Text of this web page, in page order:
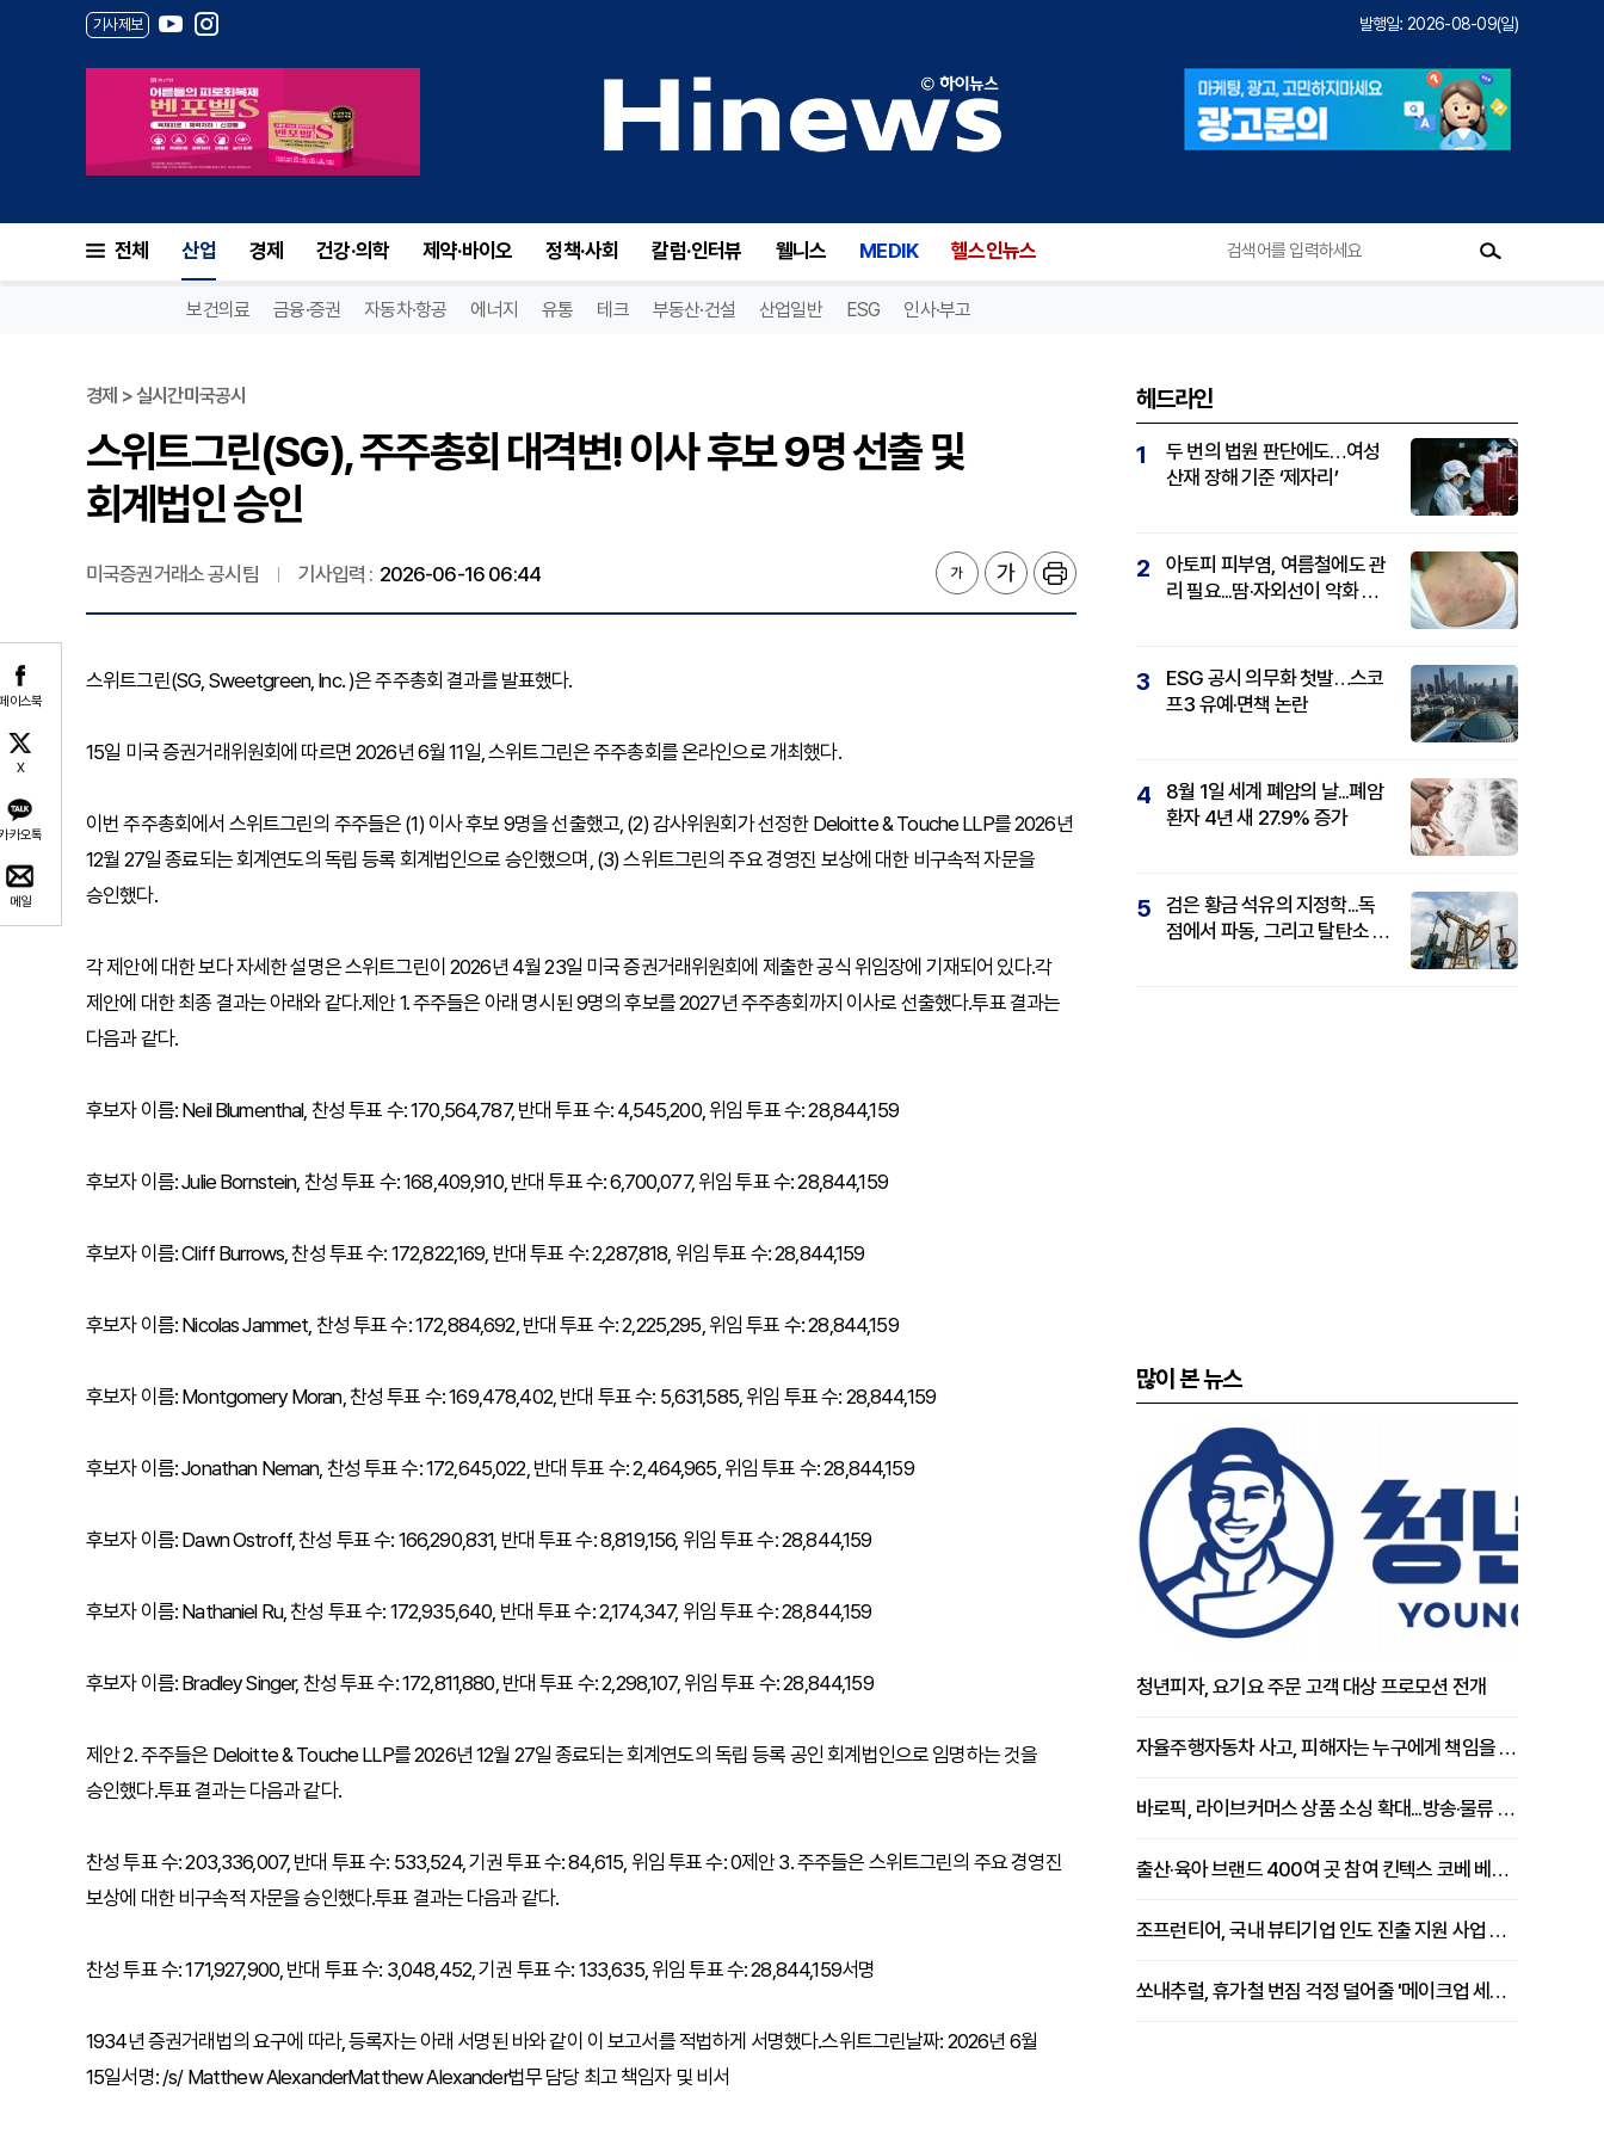
기사제보 발행일: 2026-08-09(일)
전체 산업 경제 건강·의학 제약·바이오 정책·사회 칼럼·인터뷰 웰니스 MEDIK 헬스인뉴스
보건의료 금융·증권 자동차·항공 에너지 유통 테크 부동산·건설 산업일반 ESG 인사·부고
이스북
X
카오톡
메일
경제 > 실시간미국공시
스위트그린(SG), 주주총회 대격변! 이사 후보 9명 선출 및
회계법인 승인
미국증권거래소 공시팀 기사입력 : 2026-06-16 06:44
스위트그린(SG, Sweetgreen, Inc. )은 주주총회 결과를 발표했다.
15일 미국 증권거래위원회에 따르면 2026년 6월 11일, 스위트그린은 주주총회를 온라인으로 개최했다.
이번 주주총회에서 스위트그린의 주주들은 (1) 이사 후보 9명을 선출했고, (2) 감사위원회가 선정한 Deloitte & Touche LLP를 2026년
12월 27일 종료되는 회계연도의 독립 등록 회계법인으로 승인했으며, (3) 스위트그린의 주요 경영진 보상에 대한 비구속적 자문을
승인했다.
각 제안에 대한 보다 자세한 설명은 스위트그린이 2026년 4월 23일 미국 증권거래위원회에 제출한 공식 위임장에 기재되어 있다.각
제안에 대한 최종 결과는 아래와 같다.제안 1. 주주들은 아래 명시된 9명의 후보를 2027년 주주총회까지 이사로 선출했다.투표 결과는
다음과 같다.
후보자 이름: Neil Blumenthal, 찬성 투표 수: 170,564,787, 반대 투표 수: 4,545,200, 위임 투표 수: 28,844,159
후보자 이름: Julie Bornstein, 찬성 투표 수: 168,409,910, 반대 투표 수: 6,700,077, 위임 투표 수: 28,844,159
후보자 이름: Cliff Burrows, 찬성 투표 수: 172,822,169, 반대 투표 수: 2,287,818, 위임 투표 수: 28,844,159
후보자 이름: Nicolas Jammet, 찬성 투표 수: 172,884,692, 반대 투표 수: 2,225,295, 위임 투표 수: 28,844,159
후보자 이름: Montgomery Moran, 찬성 투표 수: 169,478,402, 반대 투표 수: 5,631,585, 위임 투표 수: 28,844,159
후보자 이름: Jonathan Neman, 찬성 투표 수: 172,645,022, 반대 투표 수: 2,464,965, 위임 투표 수: 28,844,159
후보자 이름: Dawn Ostroff, 찬성 투표 수: 166,290,831, 반대 투표 수: 8,819,156, 위임 투표 수: 28,844,159
후보자 이름: Nathaniel Ru, 찬성 투표 수: 172,935,640, 반대 투표 수: 2,174,347, 위임 투표 수: 28,844,159
후보자 이름: Bradley Singer, 찬성 투표 수: 172,811,880, 반대 투표 수: 2,298,107, 위임 투표 수: 28,844,159
제안 2. 주주들은 Deloitte & Touche LLP를 2026년 12월 27일 종료되는 회계연도의 독립 등록 공인 회계법인으로 임명하는 것을
승인했다.투표 결과는 다음과 같다.
찬성 투표 수: 203,336,007, 반대 투표 수: 533,524, 기권 투표 수: 84,615, 위임 투표 수: 0제안 3. 주주들은 스위트그린의 주요 경영진
보상에 대한 비구속적 자문을 승인했다.투표 결과는 다음과 같다.
찬성 투표 수: 171,927,900, 반대 투표 수: 3,048,452, 기권 투표 수: 133,635, 위임 투표 수: 28,844,159서명
1934년 증권거래법의 요구에 따라, 등록자는 아래 서명된 바와 같이 이 보고서를 적법하게 서명했다.스위트그린날짜: 2026년 6월
15일서명: /s/ Matthew AlexanderMatthew Alexander법무 담당 최고 책임자 및 비서
헤드라인
1
두 번의 법원 판단에도…여성
산재 장해 기준 ‘제자리’
2
아토피 피부염, 여름철에도 관
리 필요...땀·자외선이 악화 요
3
ESG 공시 의무화 첫발…스코
프3 유예·면책 논란
4
8월 1일 세계 폐암의 날...폐암
환자 4년 새 27.9% 증가
5
검은 황금 석유의 지정학...독
점에서 파동, 그리고 탈탄소 패
많이 본 뉴스
청년피자, 요기요 주문 고객 대상 프로모션 전개
자율주행자동차 사고, 피해자는 누구에게 책임을 물을 수 있을까
바로픽, 라이브커머스 상품 소싱 확대...방송·물류 원스톱 지원 강화
출산·육아 브랜드 400여 곳 참여 킨텍스 코베 베이비페어 개막
조프런티어, 국내 뷰티기업 인도 진출 지원 사업 추진
쏘내추럴, 휴가철 번짐 걱정 덜어줄 '메이크업 세팅 멀티 매직 실러' 제안